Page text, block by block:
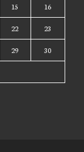
15 16
22 23
29 30